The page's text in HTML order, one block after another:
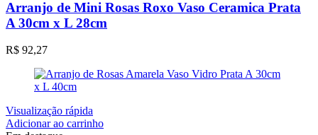
Arranjo de Mini Rosas Roxo Vaso Ceramica Prata
A 30cm x L 28cm
R$ 92,27
Visualização rápida
Adicionar ao carrinho